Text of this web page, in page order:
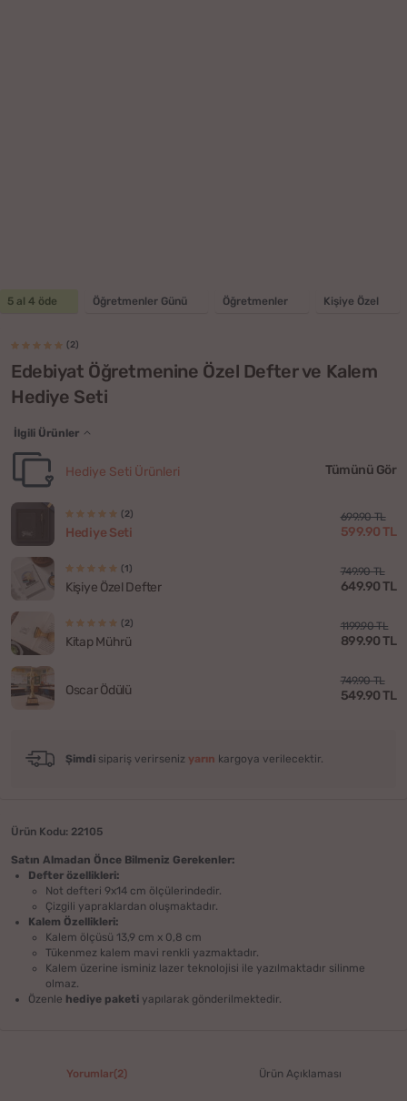
5 al 4 öde Öğretmenler Günü Öğretmenler Kişiye Özel
(2)
Edebiyat Öğretmenine Özel Defter ve Kalem
Hediye Seti
İlgili Ürünler
Hediye Seti Ürünleri Tümünü Gör
(2)
Hediye Seti
699.90 TL
599.90 TL
(1)
Kişiye Özel Defter
749.90 TL
649.90 TL
(2)
Kitap Mührü
1199.90 TL
899.90 TL
Oscar Ödülü
749.90 TL
549.90 TL
Şimdi sipariş verirseniz yarın kargoya verilecektir.
Ürün Kodu: 22105
Satın Almadan Önce Bilmeniz Gerekenler:
Defter özellikleri:
Not defteri 9x14 cm ölçülerindedir.
Çizgili yapraklardan oluşmaktadır.
Kalem Özellikleri:
Kalem ölçüsü 13,9 cm x 0,8 cm
Tükenmez kalem mavi renkli yazmaktadır.
Kalem üzerine isminiz lazer teknolojisi ile yazılmaktadır silinme
olmaz.
Özenle hediye paketi yapılarak gönderilmektedir.
Yorumlar(2) Ürün Açıklaması